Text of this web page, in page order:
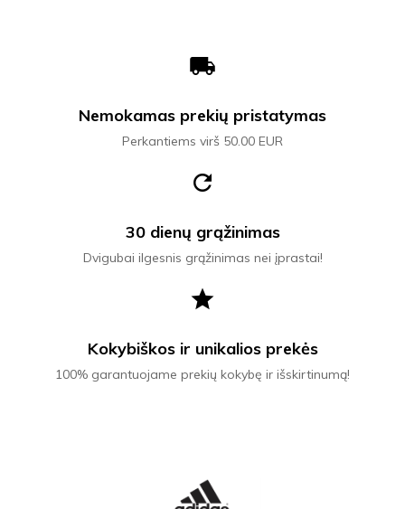
local_shipping
Nemokamas prekių pristatymas
Perkantiems virš 50.00 EUR
refresh
30 dienų grąžinimas
Dvigubai ilgesnis grąžinimas nei įprastai!
star
Kokybiškos ir unikalios prekės
100% garantuojame prekių kokybę ir išskirtinumą!